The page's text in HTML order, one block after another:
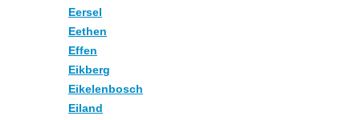
Eersel
Eethen
Effen
Eikberg
Eikelenbosch
Eiland